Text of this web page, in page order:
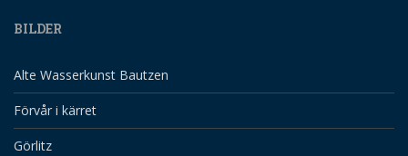
BILDER
Alte Wasserkunst Bautzen
Förvår i kärret
Görlitz